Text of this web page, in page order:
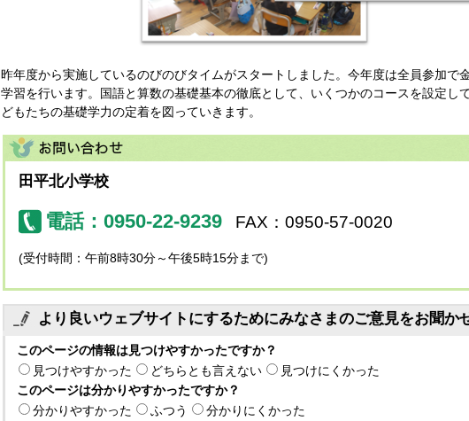
昨年度から実施しているのびのびタイムがスタートしました。今年度は全員参加で
学習を行います。国語と算数の基礎基本の徹底として、いくつかのコースを設定し
どもたちの基礎学力の定着を図っていきます。
田平北小学校
電話：0950-22-9239 FAX：0950-57-0020
(受付時間：午前8時30分～午後5時15分まで)
より良いウェブサイトにするためにみなさまのご意見をお聞か
このページの情報は見つけやすかったですか？
見つけやすかった
どちらとも言えない
見つけにくかった
このページは分かりやすかったですか？
分かりやすかった
ふつう
分かりにくかった